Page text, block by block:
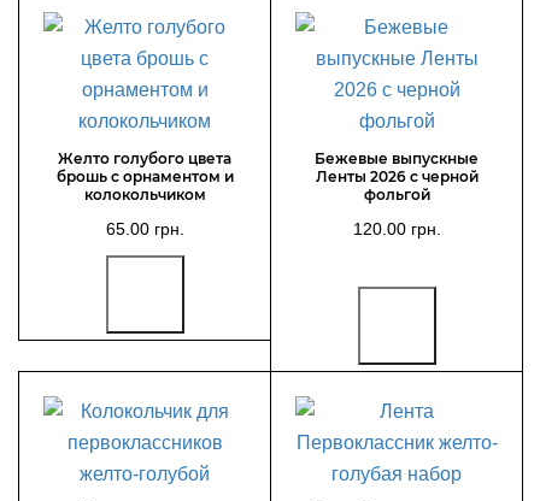
Желто голубого цвета
брошь с орнаментом и
колокольчиком
65.00 грн.
Бежевые выпускные
Ленты 2026 с черной
фольгой
120.00 грн.